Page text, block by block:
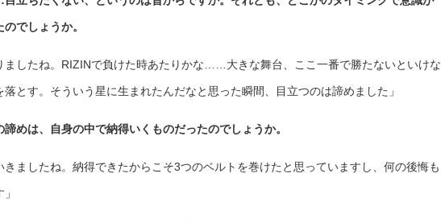
でしょうか。
ましたね。RIZINで負けた時あたりかな……大きな舞台、ここ一番で勝たないといけな
落とす。そういう星に生まれたんだなと思った瞬間、目立つのは諦めました」
めは、自身の中で納得いくものだったのでしょうか。
きましたね。納得できたからこそ3つのベルトを巻けたと思っていますし、何の後悔も